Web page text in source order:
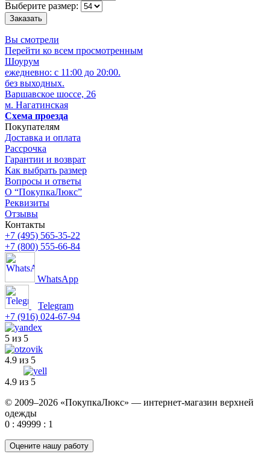
Выберите размер:
Вы смотрели
Перейти ко всем просмотренным
Шоурум
ежедневно: с 11:00 до 20:00.
без выходных.
Варшавское шоссе, 26
м. Нагатинская
Схема проезда
Покупателям
Доставка и оплата
Рассрочка
Гарантии и возврат
Как выбрать размер
Вопросы и ответы
О “ПокупкаЛюкс”
Реквизиты
Отзывы
Контакты
+7 (495) 565-35-22
+7 (800) 555-66-84
WhatsApp
Telegram
+7 (916) 024-67-94
5 из 5
4.9 из 5
4.9 из 5
© 2009–2026 «ПокупкаЛюкс» — интернет-магазин верхней
одежды
0 : 49999 : 1
Оцените нашу работу